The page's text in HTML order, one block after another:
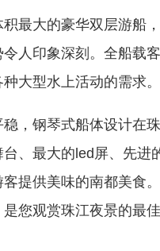
最大的豪华双层游船
人印象深刻。全船载
大型水上活动的需求。
，钢琴式船体设计在
、最大的led屏、先进
提供美味的南都美食
您观赏珠江夜景的最